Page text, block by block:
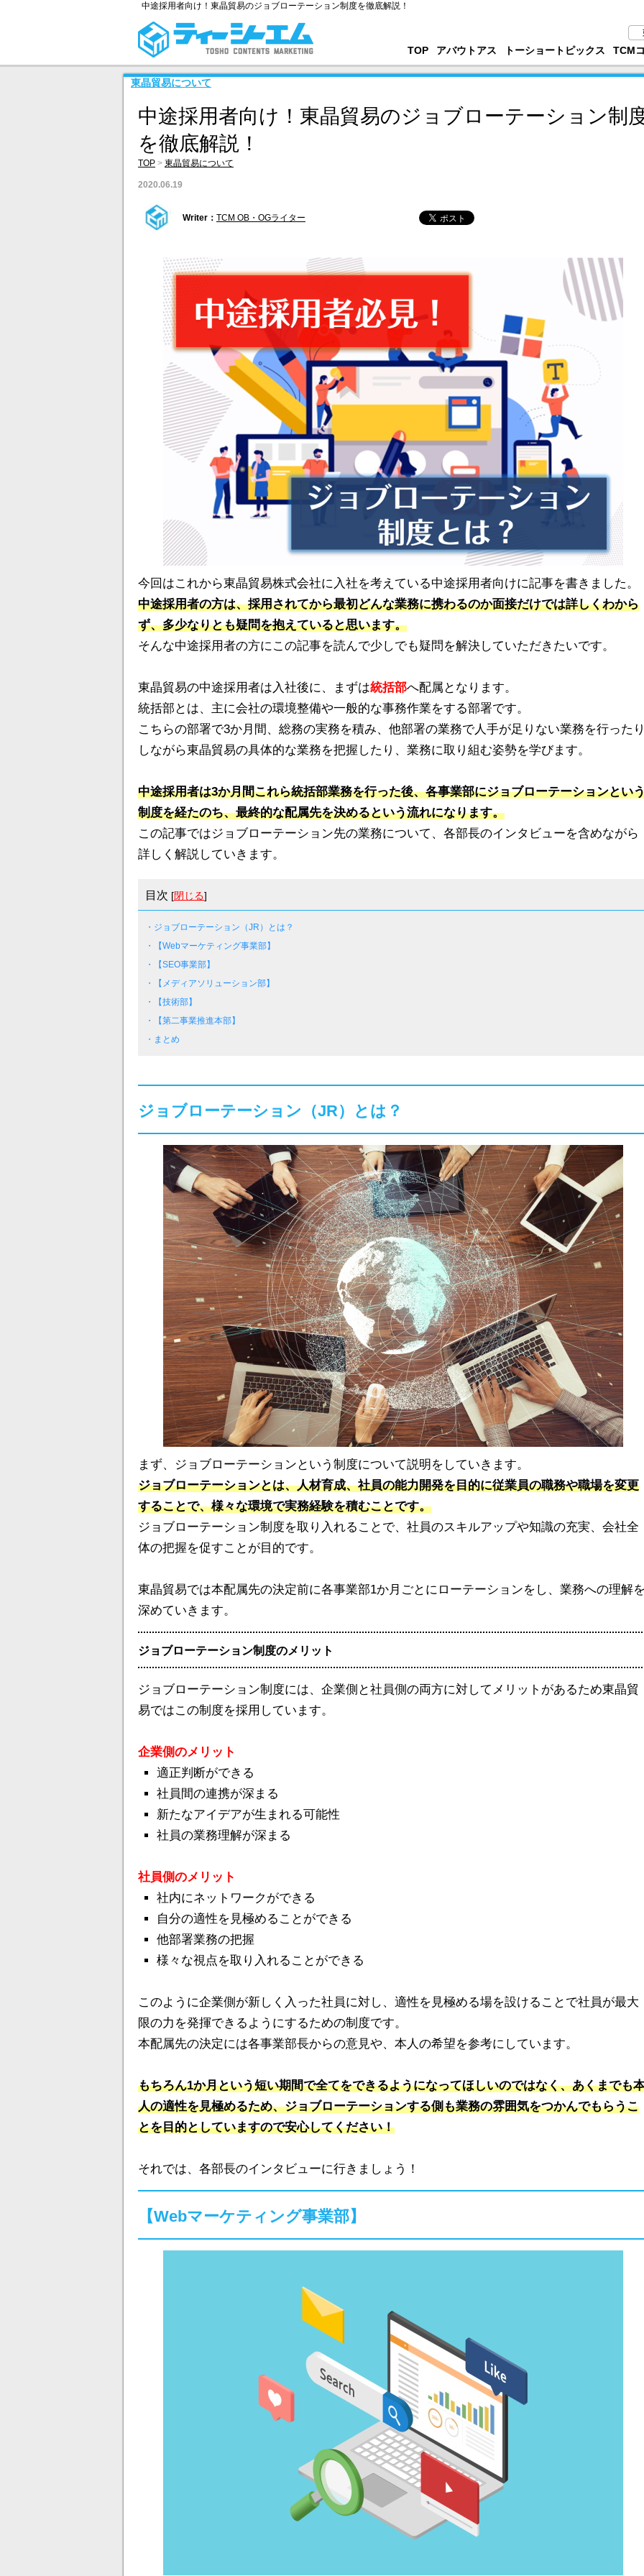
中途採用者向け！東晶貿易のジョブローテーション制度を徹底解説！
TOP アバウトアス トーショートピックス TCM
東晶貿易について
中途採用者向け！東晶貿易のジョブローテーション制
を徹底解説！
TOP > 東晶貿易について
2020.06.19
Writer： TCM OB・OGライター
今回はこれから東晶貿易株式会社に入社を考えている中途採用者向けに記事を書きました。
中途採用者の方は、採用されてから最初どんな業務に携わるのか面接だけでは詳しくわから
ず、多少なりとも疑問を抱えていると思います。
そんな中途採用者の方にこの記事を読んで少しでも疑問を解決していただきたいです。
東晶貿易の中途採用者は入社後に、まずは統括部へ配属となります。
統括部とは、主に会社の環境整備や一般的な事務作業をする部署です。
こちらの部署で3か月間、総務の実務を積み、他部署の業務で人手が足りない業務を行った
しながら東晶貿易の具体的な業務を把握したり、業務に取り組む姿勢を学びます。
中途採用者は3か月間これら統括部業務を行った後、各事業部にジョブローテーションとい
制度を経たのち、最終的な配属先を決めるという流れになります。
この記事ではジョブローテーション先の業務について、各部長のインタビューを含めながら
詳しく解説していきます。
目次 [閉じる]
・ジョブローテーション（JR）とは？
・【Webマーケティング事業部】
・【SEO事業部】
・【メディアソリューション部】
・【技術部】
・【第二事業推進本部】
・まとめ
ジョブローテーション（JR）とは？
まず、ジョブローテーションという制度について説明をしていきます。
ジョブローテーションとは、人材育成、社員の能力開発を目的に従業員の職務や職場を変更
することで、様々な環境で実務経験を積むことです。
ジョブローテーション制度を取り入れることで、社員のスキルアップや知識の充実、会社全
体の把握を促すことが目的です。
東晶貿易では本配属先の決定前に各事業部1か月ごとにローテーションをし、業務への理解
深めていきます。
ジョブローテーション制度のメリット
ジョブローテーション制度には、企業側と社員側の両方に対してメリットがあるため東晶貿
易ではこの制度を採用しています。
企業側のメリット
適正判断ができる
社員間の連携が深まる
新たなアイデアが生まれる可能性
社員の業務理解が深まる
社員側のメリット
社内にネットワークができる
自分の適性を見極めることができる
他部署業務の把握
様々な視点を取り入れることができる
このように企業側が新しく入った社員に対し、適性を見極める場を設けることで社員が最大
限の力を発揮できるようにするための制度です。
本配属先の決定には各事業部長からの意見や、本人の希望を参考にしています。
もちろん1か月という短い期間で全てをできるようになってほしいのではなく、あくまでも
人の適性を見極めるため、ジョブローテーションする側も業務の雰囲気をつかんでもらうこ
とを目的としていますので安心してください！
それでは、各部長のインタビューに行きましょう！
【Webマーケティング事業部】